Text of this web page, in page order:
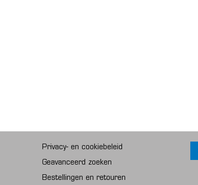
Privacy- en cookiebeleid
Geavanceerd zoeken
Bestellingen en retouren